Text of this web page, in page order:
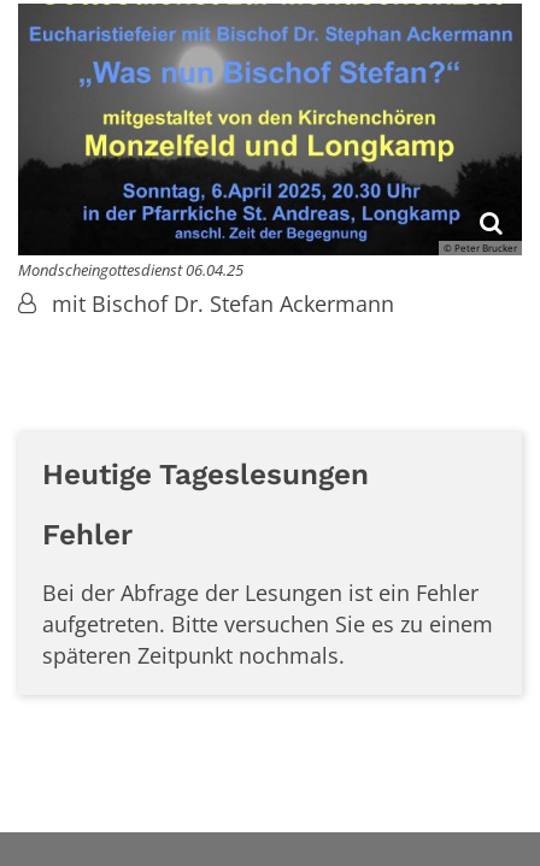
© Peter Brucker
Mondscheingottesdienst 06.04.25
mit Bischof Dr. Stefan Ackermann
Heutige Tageslesungen
Fehler
Bei der Abfrage der Lesungen ist ein Fehler
aufgetreten. Bitte versuchen Sie es zu einem
späteren Zeitpunkt nochmals.